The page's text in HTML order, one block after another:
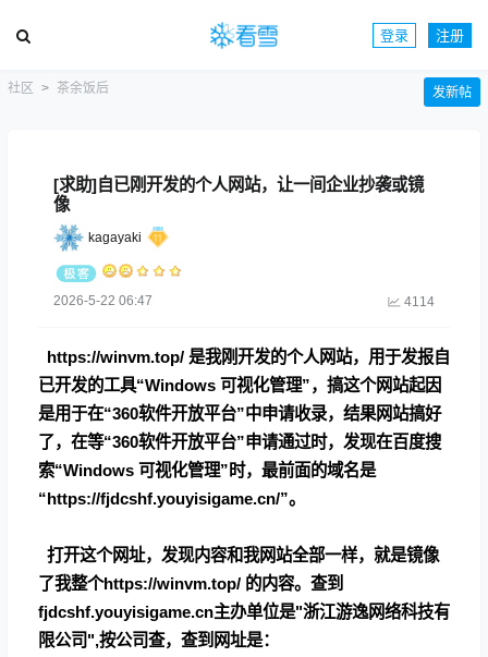
登录 注册
社区 茶余饭后 发新帖
[求助]自已刚开发的个人网站，让一间企业抄袭或镜
像
kagayaki
2026-5-22 06:47 4114
https://winvm.top/ 是我刚开发的个人网站，用于发报自
已开发的工具“Windows 可视化管理”，搞这个网站起因
是用于在“360软件开放平台”中申请收录，结果网站搞好
了，在等“360软件开放平台”申请通过时，发现在百度搜
索“Windows 可视化管理”时，最前面的域名是
“https://fjdcshf.youyisigame.cn/”。
打开这个网址，发现内容和我网站全部一样，就是镜像
了我整个https://winvm.top/ 的内容。查到
fjdcshf.youyisigame.cn主办单位是"浙江游逸网络科技有
限公司",按公司查，查到网址是：